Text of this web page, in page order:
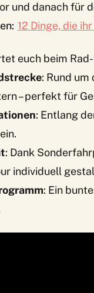
und danach für
12 Dinge, die
euch beim
: Rund
– perfekt für
: Entlang
: Dank
individuell
: Ein